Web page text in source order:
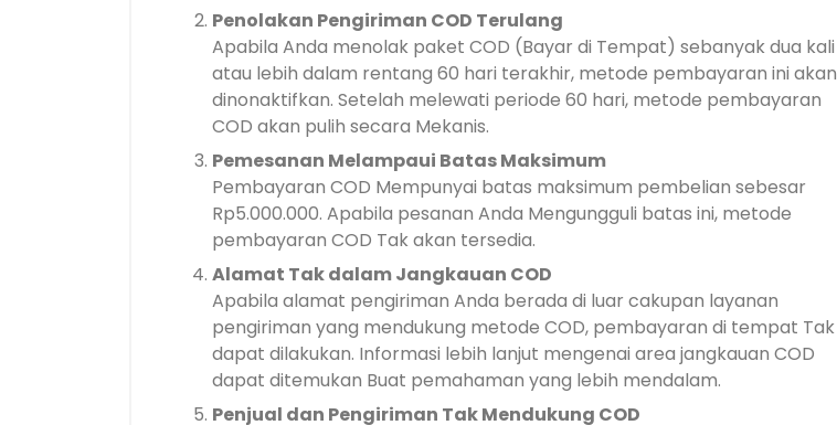
Penolakan Pengiriman COD Terulang
Apabila Anda menolak paket COD (Bayar di Tempat) sebanyak dua kali
atau lebih dalam rentang 60 hari terakhir, metode pembayaran ini akan
dinonaktifkan. Setelah melewati periode 60 hari, metode pembayaran
COD akan pulih secara Mekanis.
Pemesanan Melampaui Batas Maksimum
Pembayaran COD Mempunyai batas maksimum pembelian sebesar
Rp5.000.000. Apabila pesanan Anda Mengungguli batas ini, metode
pembayaran COD Tak akan tersedia.
Alamat Tak dalam Jangkauan COD
Apabila alamat pengiriman Anda berada di luar cakupan layanan
pengiriman yang mendukung metode COD, pembayaran di tempat Tak
dapat dilakukan. Informasi lebih lanjut mengenai area jangkauan COD
dapat ditemukan Buat pemahaman yang lebih mendalam.
Penjual dan Pengiriman Tak Mendukung COD